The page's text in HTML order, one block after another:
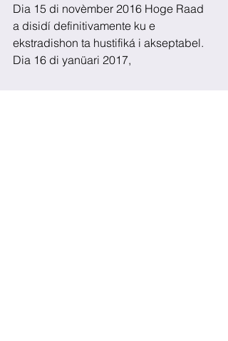
Dia 15 di novèmber 2016 Hoge Raad
a disidí definitivamente ku e
ekstradishon ta hustifiká i akseptabel.
Dia 16 di yanüari 2017,